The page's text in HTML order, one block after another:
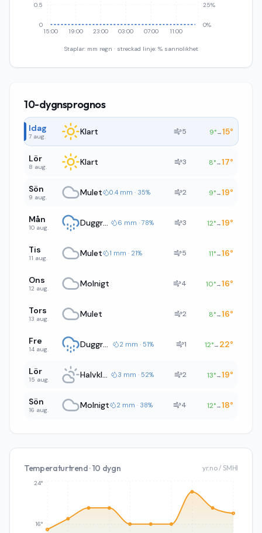
15:00 19:00 23:00 03:00 07:00 11:00
0
0.5
0%
25%
Staplar: mm regn · streckad linje: % sannolikhet
10-dygnsprognos
Idag
7 aug. Klart 5 9°→15°
Lör
8 aug. Klart 3 8°→17°
Sön
9 aug. Mulet 0.4 mm · 35% 2 9°→19°
Mån
10 aug. Duggregn 6 mm · 78% 3 12°→19°
Tis
11 aug. Mulet 1 mm · 21% 5 11°→16°
Ons
12 aug. Molnigt 4 10°→16°
Tors
13 aug. Mulet 2 8°→16°
Fre
14 aug. Duggregn 2 mm · 51% 1 12°→ 22°
Lör
15 aug. Halvklart 3 mm · 52% 2 13°→19°
Sön
16 aug. Molnigt 2 mm · 38% 4 12°→18°
Temperaturtrend · 10 dygn yr.no / SMHI
16°
24°